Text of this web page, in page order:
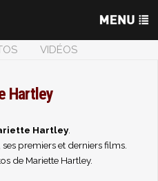
VIDÉOS
Hartley
Hartley.
premiers et derniers films.
de Mariette Hartley.